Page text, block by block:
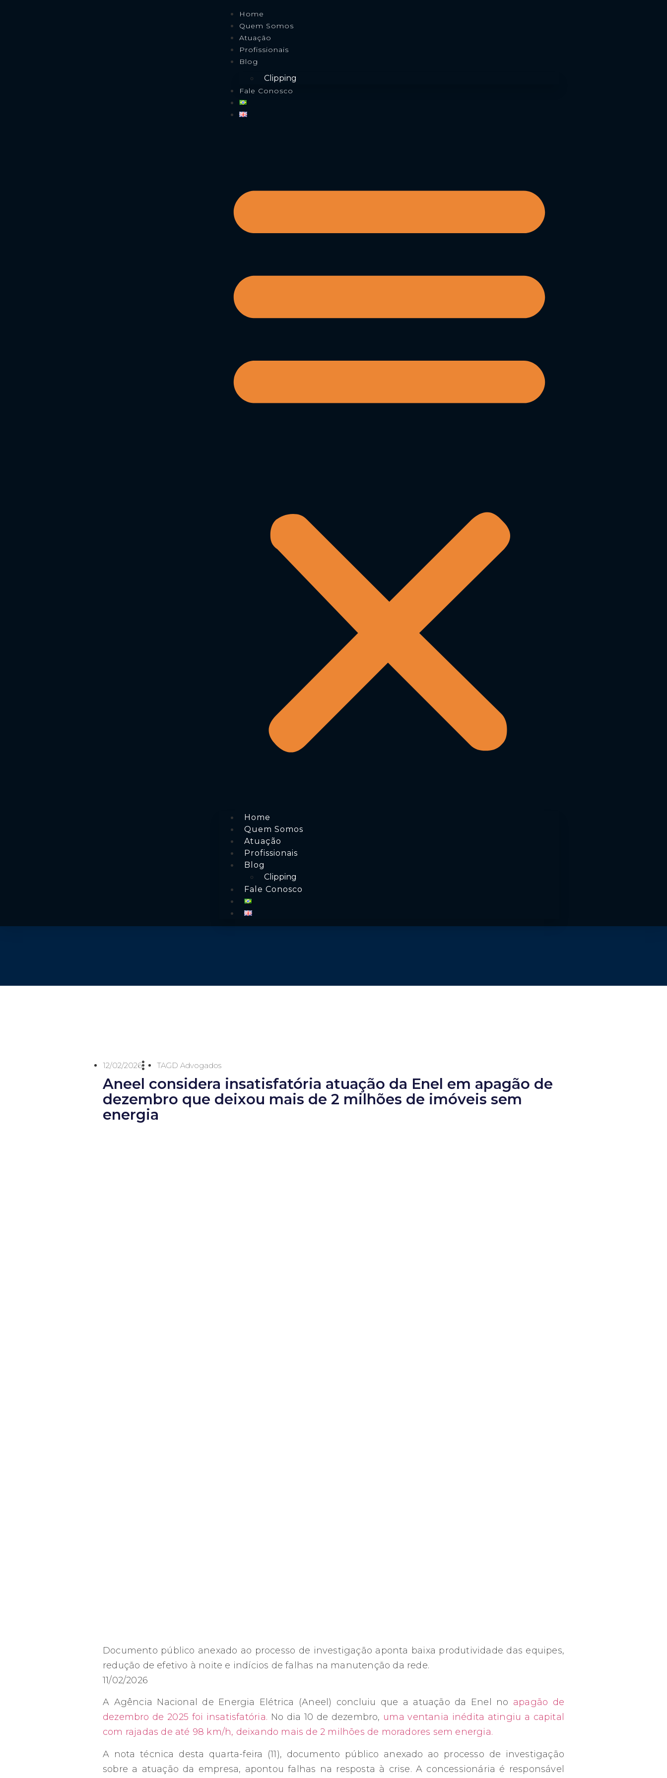
Home
Quem Somos
Atuação
Profissionais
Blog
Clipping
Fale Conosco
Home
Quem Somos
Atuação
Profissionais
Blog
Clipping
Fale Conosco
12/02/2026 TAGD Advogados
Aneel considera insatisfatória atuação da Enel em apagão de
dezembro que deixou mais de 2 milhões de imóveis sem
energia
Documento público anexado ao processo de investigação aponta baixa produtividade das equipes,
redução de efetivo à noite e indícios de falhas na manutenção da rede.
11/02/2026
A Agência Nacional de Energia Elétrica (Aneel) concluiu que a atuação da Enel no apagão de
dezembro de 2025 foi insatisfatória. No dia 10 de dezembro, uma ventania inédita atingiu a capital
com rajadas de até 98 km/h, deixando mais de 2 milhões de moradores sem energia.
A nota técnica desta quarta-feira (11), documento público anexado ao processo de investigação
sobre a atuação da empresa, apontou falhas na resposta à crise. A concessionária é responsável